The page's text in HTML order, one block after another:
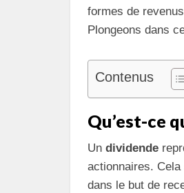
formes de
Plongeons dans
Contenus
Qu’est-ce
Un dividende
actionnaires. Cela
dans le but de